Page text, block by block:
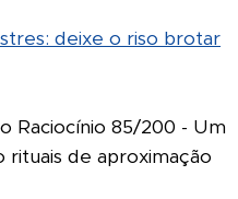
deixe o riso brotar
Raciocínio 85/200 - Um
rituais de aproximação